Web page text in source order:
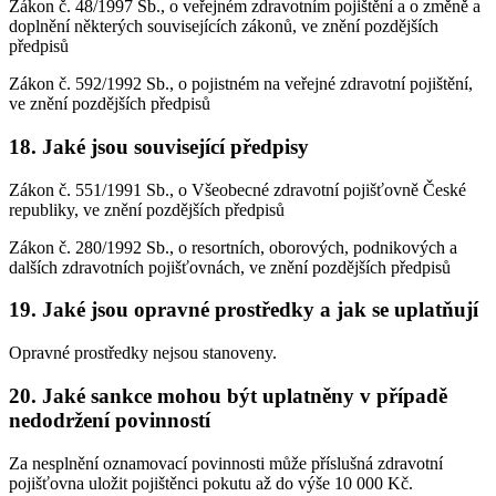
Zákon č. 48/1997 Sb., o veřejném zdravotním pojištění a o změně a
doplnění některých souvisejících zákonů, ve znění pozdějších
předpisů
Zákon č. 592/1992 Sb., o pojistném na veřejné zdravotní pojištění,
ve znění pozdějších předpisů
18. Jaké jsou související předpisy
Zákon č. 551/1991 Sb., o Všeobecné zdravotní pojišťovně České
republiky, ve znění pozdějších předpisů
Zákon č. 280/1992 Sb., o resortních, oborových, podnikových a
dalších zdravotních pojišťovnách, ve znění pozdějších předpisů
19. Jaké jsou opravné prostředky a jak se uplatňují
Opravné prostředky nejsou stanoveny.
20. Jaké sankce mohou být uplatněny v případě
nedodržení povinností
Za nesplnění oznamovací povinnosti může příslušná zdravotní
pojišťovna uložit pojištěnci pokutu až do výše 10 000 Kč.